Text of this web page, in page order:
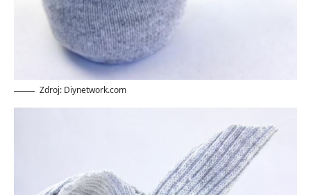
Zdroj: Diynetwork.com